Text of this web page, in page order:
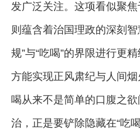
发广泛关注。这项看似聚
则蕴含着治国理政的深刻
规”与“吃喝”的界限进行更
方能实现正风肃纪与人间
喝从来不是简单的口腹之
治，正是要铲除隐藏在“吃